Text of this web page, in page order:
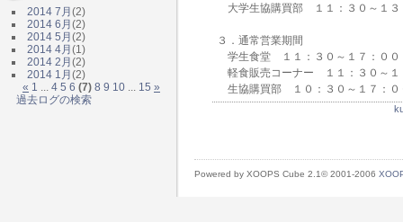
大学生協購買部 １１：３０～１３
３．通常営業期間
学生食堂 １１：３０～１７：００
軽食販売コーナー １１：３０～１
生協購買部 １０：３０～１７：０
Powered by XOOPS Cube 2.1© 2001-2006
2014 7月 (2)
2014 6月 (2)
2014 5月 (2)
2014 4月 (1)
2014 2月 (2)
2014 1月 (2)
« 1 ... 4 5 6 (7) 8 9 10 ... 15 »
過去ログの検索